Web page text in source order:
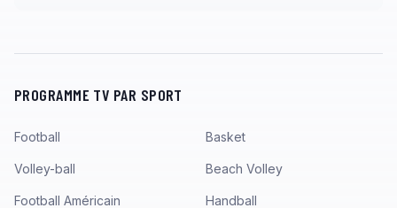
PROGRAMME TV PAR SPORT
Football Basket
Volley-ball Beach Volley
Football Américain Handball